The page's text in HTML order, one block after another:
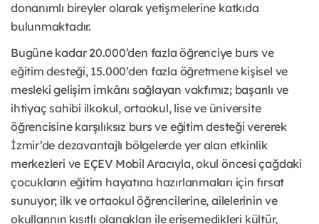
donanımlı bireyler olarak yetişmelerine katkıda
bulunmaktadır.
Bugüne kadar 20.000’den fazla öğrenciye burs ve
eğitim desteği, 15.000’den fazla öğretmene kişisel ve
mesleki gelişim imkânı sağlayan vakfımız; başarılı ve
ihtiyaç sahibi ilkokul, ortaokul, lise ve üniversite
öğrencisine karşılıksız burs ve eğitim desteği vererek
İzmir’de dezavantajlı bölgelerde yer alan etkinlik
merkezleri ve EÇEV Mobil Aracıyla, okul öncesi çağdaki
çocukların eğitim hayatına hazırlanmaları için fırsat
sunuyor; ilk ve ortaokul öğrencilerine, ailelerinin ve
okullarının kısıtlı olanakları ile erişemedikleri kültür,